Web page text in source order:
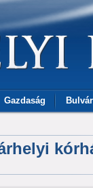
Gazdaság Bulvár